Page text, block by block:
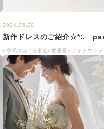
2024.05.20
新作ドレスのご紹介☆*:.
#挙式のみ#食事会#披露宴#フォトウェ